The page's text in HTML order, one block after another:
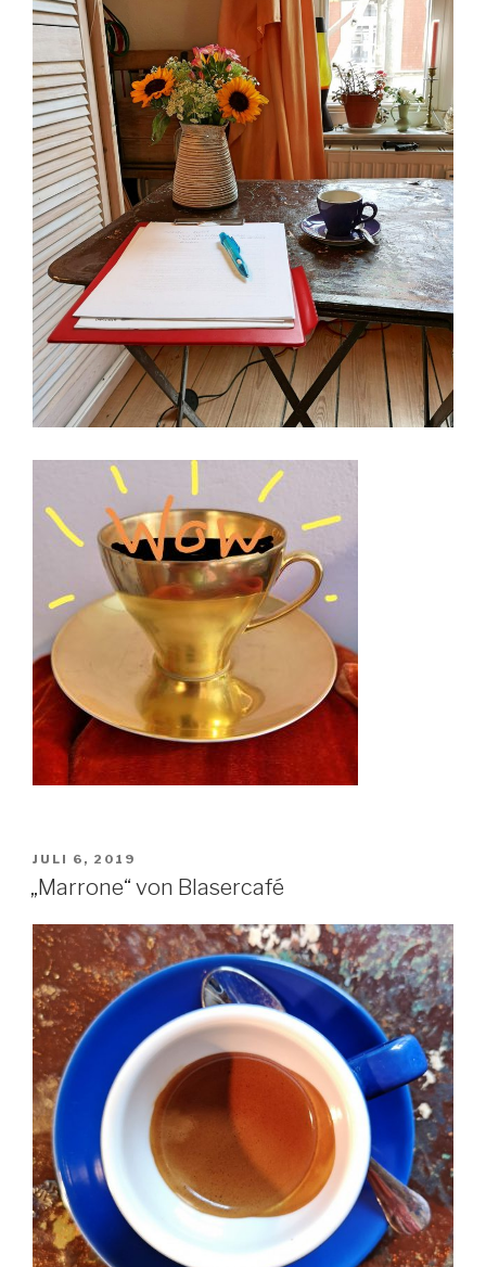
VERÖFFENTLICHT
AM
JULI 6, 2019
„Marrone“ von Blasercafé